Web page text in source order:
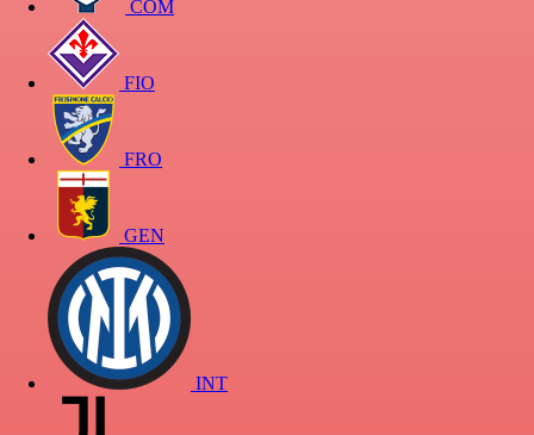
COM
FIO
FRO
GEN
INT